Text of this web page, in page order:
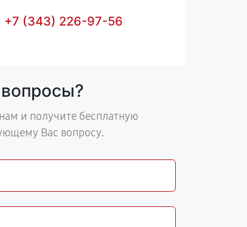
+7 (343) 226-97-56
и получите бесплатную
Вас вопросу.